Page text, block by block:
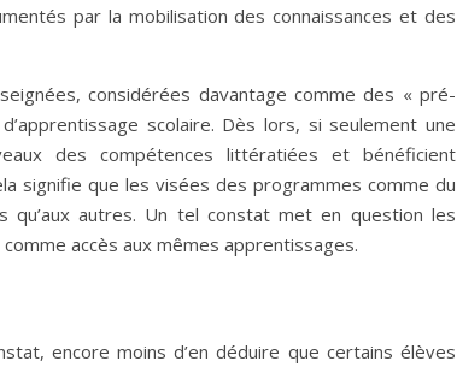
par la mobilisation des connaissances et des
considérées davantage comme des « pré-
scolaire. Dès lors, si seulement une
des compétences littératiées et bénéficient
signifie que les visées des programmes comme du
qu’aux autres. Un tel constat met en question les
accès aux mêmes apprentissages.
encore moins d’en déduire que certains élèves